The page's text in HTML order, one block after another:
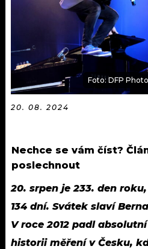
KULTURA
OSTATNÍ
Foto: DFP
20. 08. 2024
Nechce se vám číst?
poslechnout
20. srpen je 233. den
134 dní. Svátek slaví
V roce 2012 padl
historii měření v Česku,